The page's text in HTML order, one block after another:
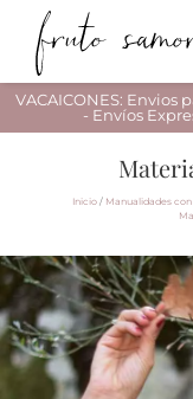
VACAICONES: Envios
- Envíos
Inicio / Manualidades